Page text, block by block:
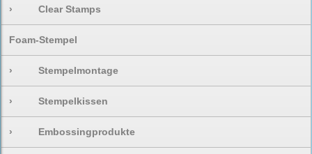
› Clear Stamps
Foam-Stempel
› Stempelmontage
› Stempelkissen
› Embossingprodukte